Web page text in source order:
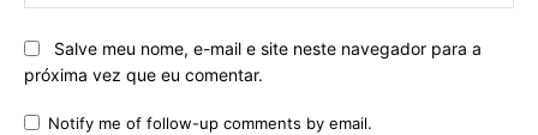
Salve meu nome, e-mail e site neste navegador para a
próxima vez que eu comentar.
Notify me of follow-up comments by email.